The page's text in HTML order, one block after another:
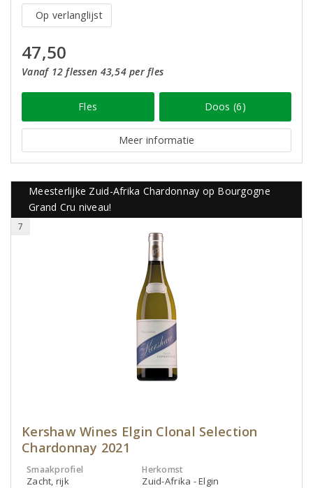
Op verlanglijst
47,50
Vanaf 12 flessen 43,54 per fles
Fles Doos (6)
Meer informatie
Meesterlijke Zuid-Afrika Chardonnay op Bourgogne
Grand Cru niveau!
7
Kershaw Wines Elgin Clonal Selection
Chardonnay 2021
Smaakprofiel
Zacht, rijk
Herkomst
Zuid-Afrika - Elgin